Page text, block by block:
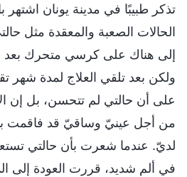
تذكر طبيبًا في مدينة يونان اشتهر
الحالات الصعبة والمعقدة مثل
إلى هناك على كرسي متحرك بعد
ولكن بعد تلقي العلاج لمدة شهر
على أن حالتي لم تتحسن، بل إن
من أجل عينيّ وساقيّ قد فاقمت
لديّ. عندما شعرت بأن حالتي
في ألم شديد، قررت العودة إلى